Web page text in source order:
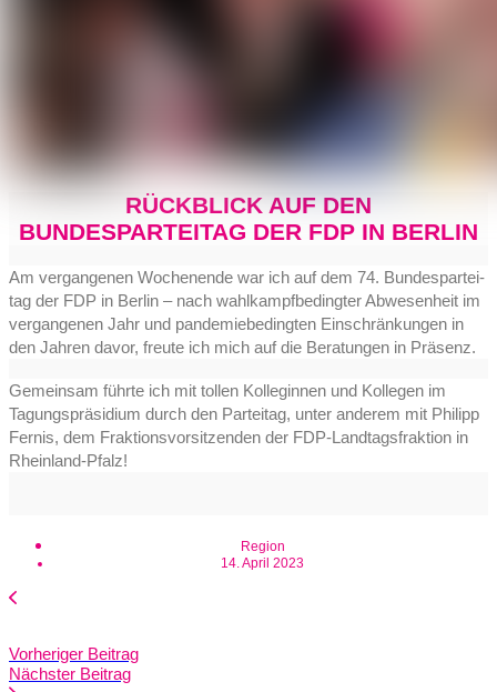
RÜCKBLICK AUF DEN
BUNDESPARTEITAG DER FDP IN BERLIN
Am ver­gan­ge­nen Wochen­en­de war ich auf dem 74. Bun­des­par­tei­
tag der FDP in Ber­lin – nach wahl­kampf­be­ding­ter Abwe­sen­heit im
ver­gan­ge­nen Jahr und pan­de­mie­be­ding­ten Ein­schrän­kun­gen in
den Jah­ren davor, freu­te ich mich auf die Bera­tun­gen in Präsenz.
Gemein­sam führ­te ich mit tol­len Kol­le­gin­nen und Kol­le­gen im
Tagungs­prä­si­di­um durch den Par­tei­tag, unter ande­rem mit Phil­ipp
Fer­nis, dem Frak­ti­ons­vor­sit­zen­den der FDP-Land­tags­frak­ti­on in
Rheinland-Pfalz!
Region
14. April 2023
Vorheriger Beitrag
Nächster Beitrag